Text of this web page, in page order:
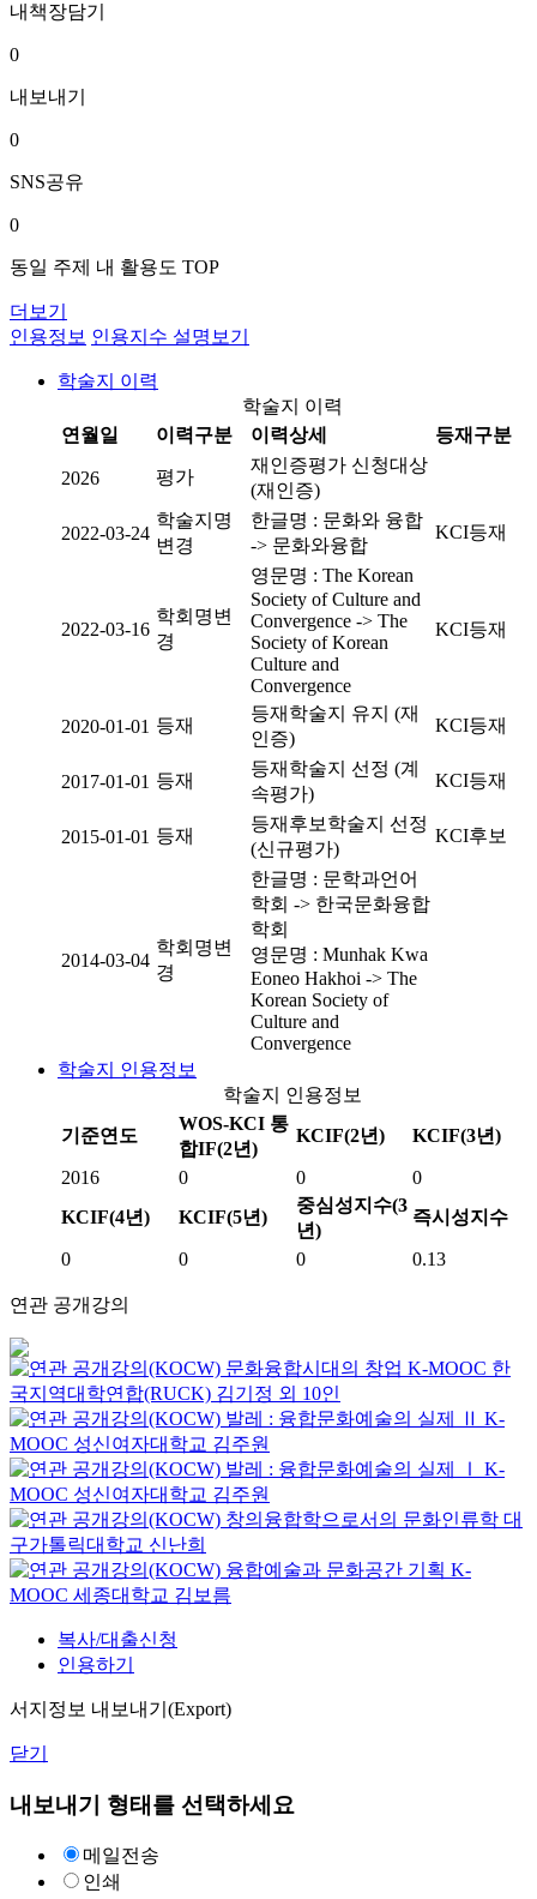
내책장담기
0
내보내기
0
SNS공유
0
동일 주제 내 활용도 TOP
더보기
인용정보 인용지수 설명보기
학술지 이력
학술지 이력
연월일
이력구분 이력상세 등재구분
2026 평가
재인증평가 신청대상
(재인증)
2022-03-24
학술지명
변경
한글명 : 문화와 융합
-> 문화와융합
KCI등재
2022-03-16
학회명변
경
영문명 : The Korean
Society of Culture and
Convergence -> The
Society of Korean
Culture and
Convergence
KCI등재
2020-01-01 등재
등재학술지 유지 (재
인증)
KCI등재
2017-01-01 등재
등재학술지 선정 (계
속평가)
KCI등재
2015-01-01 등재
등재후보학술지 선정
(신규평가)
KCI후보
2014-03-04
학회명변
경
한글명 : 문학과언어
학회 -> 한국문화융합
학회
영문명 : Munhak Kwa
Eoneo Hakhoi -> The
Korean Society of
Culture and
Convergence
학술지 인용정보
학술지 인용정보
기준연도
WOS-KCI 통
합IF(2년)
KCIF(2년) KCIF(3년)
2016 0 0
0
KCIF(4년)
KCIF(5년)
중심성지수(3
년)
즉시성지수
0 0 0 0.13
연관 공개강의
문화융합시대의 창업 K-MOOC 한
국지역대학연합(RUCK) 김기정 외 10인
발레 : 융합문화예술의 실제 Ⅱ K-
MOOC 성신여자대학교 김주원
발레 : 융합문화예술의 실제 Ⅰ
K-
MOOC 성신여자대학교 김주원
창의융합학으로서의 문화인류학 대
구가톨릭대학교 신난희
융합예술과 문화공간 기획 K-
MOOC 세종대학교 김보름
복사/대출신청
인용하기
서지정보 내보내기(Export)
닫기
내보내기 형태를 선택하세요
메일전송
인쇄